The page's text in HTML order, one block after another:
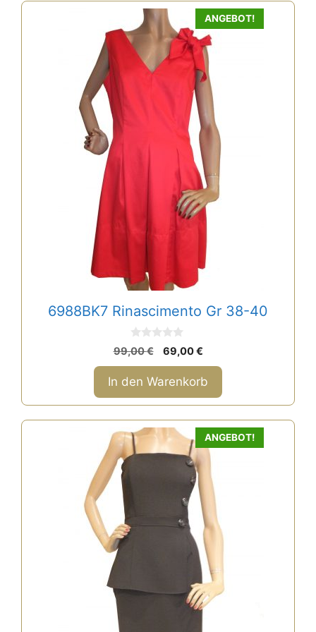
ANGEBOT!
6988BK7 Rinascimento Gr 38-40
0
v
o
5
99,00€
Ursprünglicher
Preis
war:
69,00€Aktueller
Preis
ist:
69,00 €.
In den Warenkorb
ANGEBOT!